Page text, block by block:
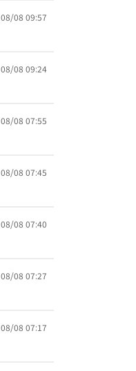
08/08 09:57
08/08 09:24
08/08 07:55
08/08 07:45
08/08 07:40
08/08 07:27
08/08 07:17